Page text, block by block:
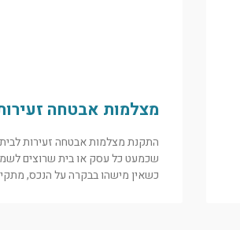
מצלמות אבטחה
התקנת מצלמות אבטחה זעירות לבית
שכמעט כל עסק או בית שרוצים
כשאין מישהו בבקרה על הנכס,